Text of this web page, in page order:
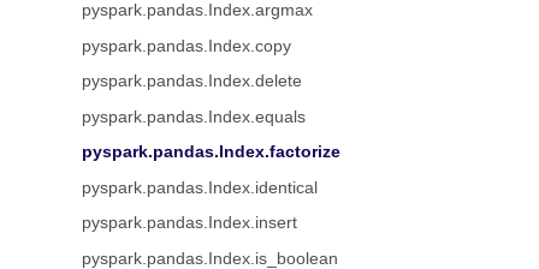
pyspark.pandas.Index.argmax
pyspark.pandas.Index.copy
pyspark.pandas.Index.delete
pyspark.pandas.Index.equals
pyspark.pandas.Index.factorize
pyspark.pandas.Index.identical
pyspark.pandas.Index.insert
pyspark.pandas.Index.is_boolean